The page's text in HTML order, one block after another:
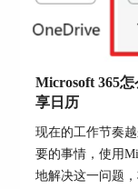
2、手动输入函
上面介绍的方
数，如果我们
Microsoft 365
享日历
现在的工作节奏
要的事情，使用
地解决这一问题